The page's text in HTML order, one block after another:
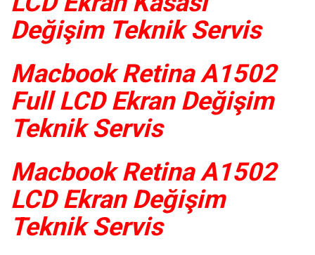
Değişim Teknik Servis
Macbook Retina A1502
Full LCD Ekran Değişim
Teknik Servis
Macbook Retina A1502
LCD Ekran Değişim
Teknik Servis